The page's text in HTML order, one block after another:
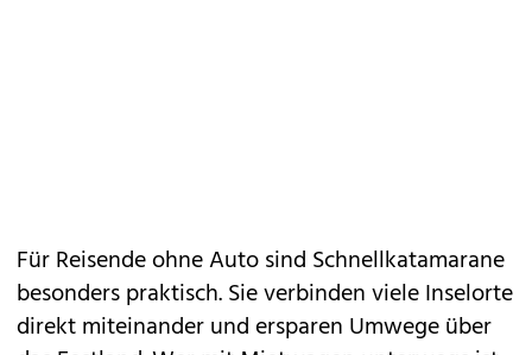
Für Reisende ohne Auto sind Schnellkatamarane
besonders praktisch. Sie verbinden viele Inselorte
direkt miteinander und ersparen Umwege über